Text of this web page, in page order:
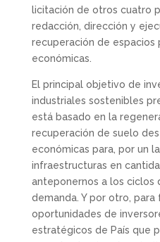
licitación de otros cuatro
redacción, dirección y
recuperación de espacios
económicas.
El principal objetivo de
industriales sostenibles
está basado en la
recuperación de suelo
económicas para, por un
infraestructuras en
anteponernos a los ciclos
demanda. Y por otro, para
oportunidades de
estratégicos de País que